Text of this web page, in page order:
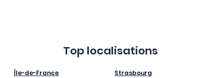
Top localisations
Île-de-France
Strasbourg